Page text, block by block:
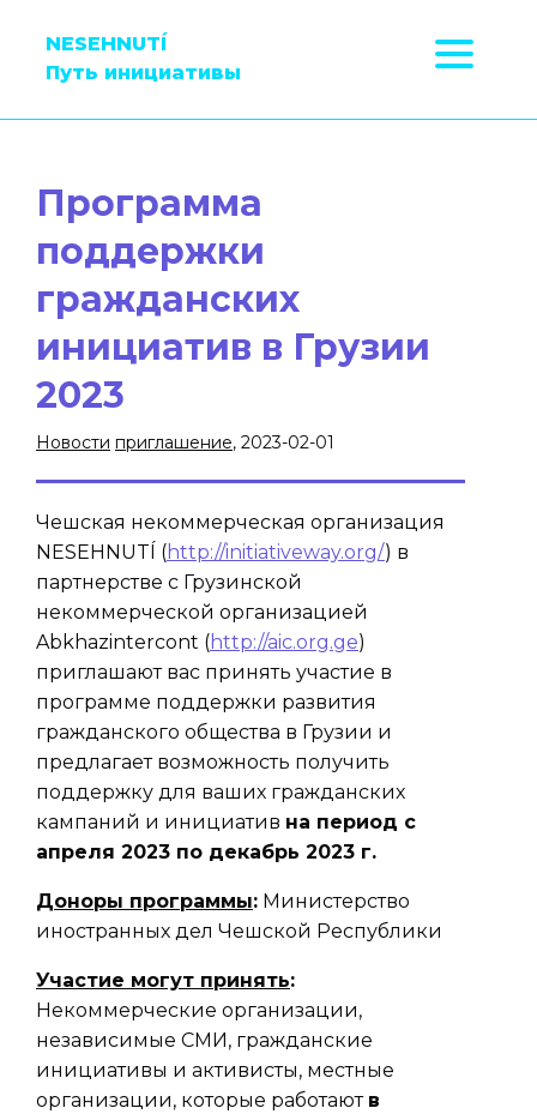
NESEHNUTÍ
Путь инициативы
Программа
поддержки
гражданскиx
инициатив в Грузии
2023
Новости приглашение, 2023-02-01
Чешская некоммерческая организация
NESEHNUTÍ (http://initiativeway.org/) в
партнерстве с Грузинской
некоммерческой организацией
Abkhazintercont (http://aic.org.ge)
приглашают вас принять участие в
программе поддержки развития
гражданского общества в Грузии и
предлагает возможность получить
поддержку для ваших гражданских
кампаний и инициатив на период с
апреля 2023 по декабрь 2023 г.
Доноры программы: Министерство
иностранных дел Чешской Республики
Участие могут принять:
Некоммерческие организации,
независимые СМИ, гражданские
инициативы и активисты, местные
организации, которые работают в